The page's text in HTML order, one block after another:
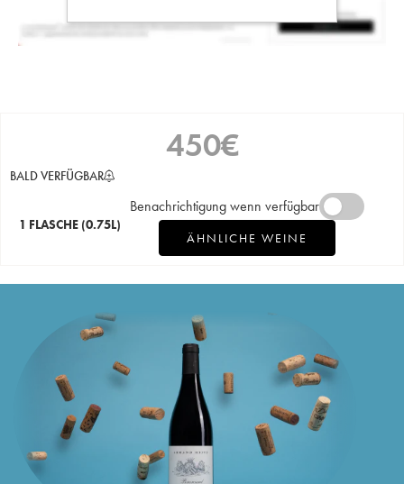
BALD VERFÜGBAR
450€
1 FLASCHE (0.75L)
Benachrichtigung wenn verfügbar
ÄHNLICHE WEINE